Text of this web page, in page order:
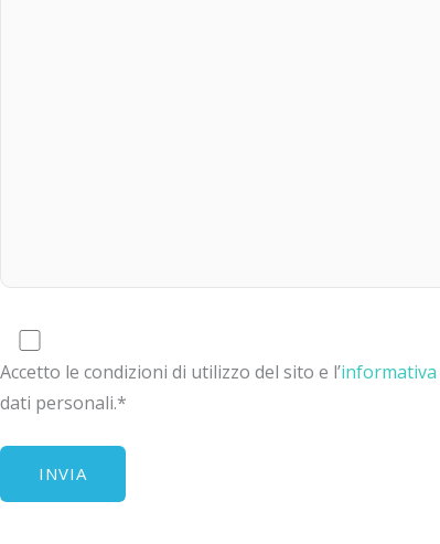
Accetto le condizioni di utilizzo del sito e l’informativa
dati personali.*